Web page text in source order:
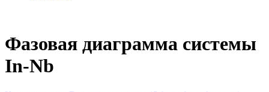
Фазовая диаграмма системы
In-Nb